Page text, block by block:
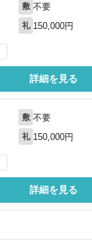
敷 不要
礼 150,000円
詳細を見る
敷 不要
礼 150,000円
詳細を見る